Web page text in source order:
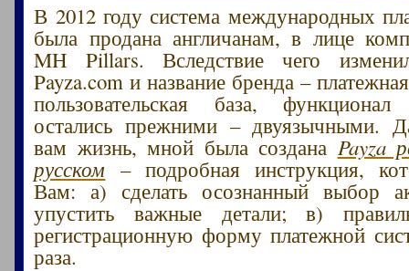
В 2012 году система международных
была продана англичанам, в лице
MH Pillars. Вследствие чего
Payza.com и название бренда –
пользовательская база,
остались прежними – двуязычными.
вам жизнь, мной была создана Payza
русском – подробная инструкция,
Вам: а) сделать осознанный выбор
упустить важные детали; в)
регистрационную форму платежной
раза.